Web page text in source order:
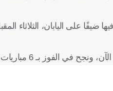
ضيفًا على اليابان، الثلاثاء
مباريات، مقابل تعادل وحيد.